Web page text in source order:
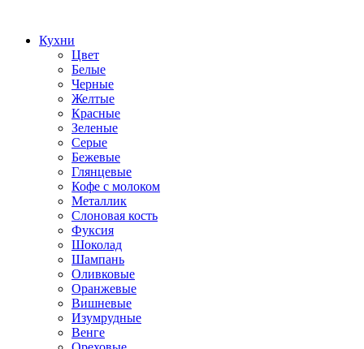
Кухни
Цвет
Белые
Черные
Желтые
Красные
Зеленые
Серые
Бежевые
Глянцевые
Кофе с молоком
Металлик
Слоновая кость
Фуксия
Шоколад
Шампань
Оливковые
Оранжевые
Вишневые
Изумрудные
Венге